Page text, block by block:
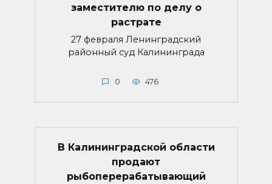
заместителю по делу о
растрате
27 февраля Ленинградский
районный суд Калининграда
0 476
В Калининградской области
продают
рыбоперерабатывающий